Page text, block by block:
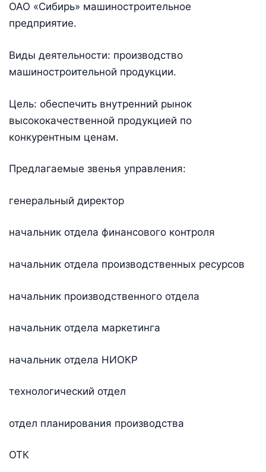
ОАО «Сибирь» машиностроительное
предприятие.
Виды деятельности: производство
машиностроительной продукции.
Цель: обеспечить внутренний рынок
высококачественной продукцией по
конкурентным ценам.
Предлагаемые звенья управления:
генеральный директор
начальник отдела финансового контроля
начальник отдела производственных ресурсов
начальник производственного отдела
начальник отдела маркетинга
начальник отдела НИОКР
технологический отдел
отдел планирования производства
ОТК